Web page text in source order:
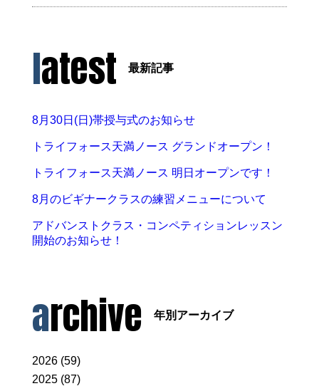
latest 最新記事
8月30日(日)帯授与式のお知らせ
トライフォース天満ノース グランドオープン！
トライフォース天満ノース 明日オープンです！
8月のビギナークラスの練習メニューについて
アドバンストクラス・コンペティションレッスン
開始のお知らせ！
archive 年別アーカイブ
2026 (59)
2025 (87)